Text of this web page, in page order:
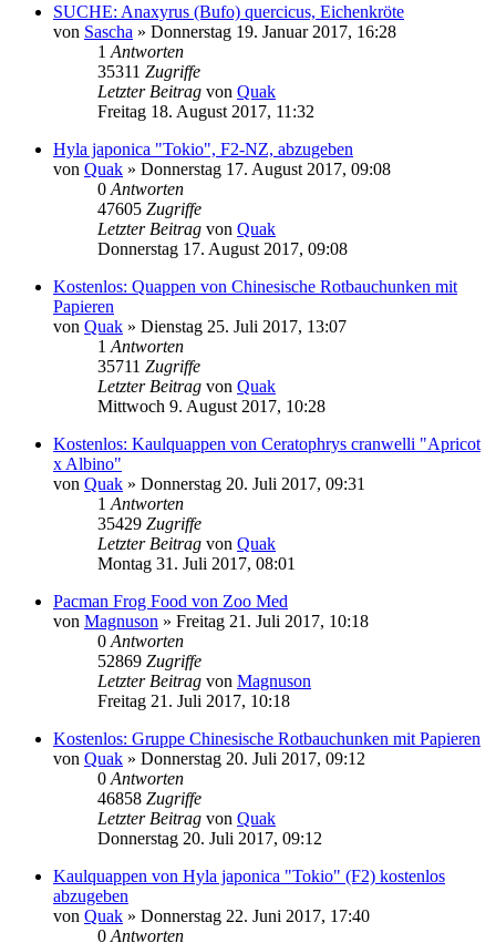
SUCHE: Anaxyrus (Bufo) quercicus, Eichenkröte
von Sascha » Donnerstag 19. Januar 2017, 16:28
1 Antworten
35311 Zugriffe
Letzter Beitrag von Quak
Freitag 18. August 2017, 11:32
Hyla japonica "Tokio", F2-NZ, abzugeben
von Quak » Donnerstag 17. August 2017, 09:08
0 Antworten
47605 Zugriffe
Letzter Beitrag von Quak
Donnerstag 17. August 2017, 09:08
Kostenlos: Quappen von Chinesische Rotbauchunken mit
Papieren
von Quak » Dienstag 25. Juli 2017, 13:07
1 Antworten
35711 Zugriffe
Letzter Beitrag von Quak
Mittwoch 9. August 2017, 10:28
Kostenlos: Kaulquappen von Ceratophrys cranwelli "Apricot
x Albino"
von Quak » Donnerstag 20. Juli 2017, 09:31
1 Antworten
35429 Zugriffe
Letzter Beitrag von Quak
Montag 31. Juli 2017, 08:01
Pacman Frog Food von Zoo Med
von Magnuson » Freitag 21. Juli 2017, 10:18
0 Antworten
52869 Zugriffe
Letzter Beitrag von Magnuson
Freitag 21. Juli 2017, 10:18
Kostenlos: Gruppe Chinesische Rotbauchunken mit Papieren
von Quak » Donnerstag 20. Juli 2017, 09:12
0 Antworten
46858 Zugriffe
Letzter Beitrag von Quak
Donnerstag 20. Juli 2017, 09:12
Kaulquappen von Hyla japonica "Tokio" (F2) kostenlos
abzugeben
von Quak » Donnerstag 22. Juni 2017, 17:40
0 Antworten